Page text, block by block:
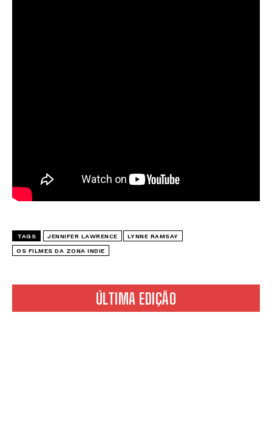
ÚLTIMA EDIÇÃO
TAGS JENNIFER LAWRENCE LYNNE RAMSAY
OS FILMES DA ZONA INDIE